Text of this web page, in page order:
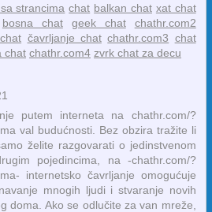
strancima chat balkan chat xat chat
bosna chat geek chat
chathr.com2
čavrljanje chat chathr.com3 chat
chat chathr.com4 zvrk chat za decu
putem interneta na chathr.com/?
val budućnosti. Bez obzira tražite li
želite razgovarati o jedinstvenom
pojedincima, na -chathr.com/?
internetsko čavrljanje omogućuje
mnogih ljudi i stvaranje novih
doma. Ako se odlučite za van mreže,